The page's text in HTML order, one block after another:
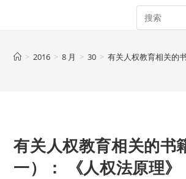
Search
> 2016 > 8 月 > 30 > 有关人权教育相关的
有关人权教育相关的书
一）： 《人权法原理》